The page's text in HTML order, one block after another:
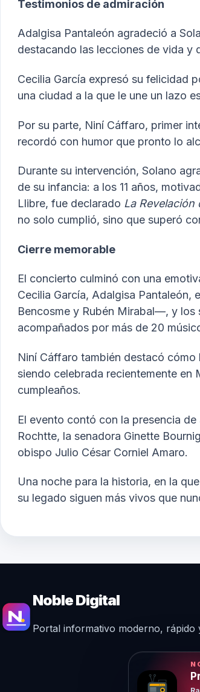
Testimonios de admiración
Adalgisa Pantaleón agradeció a
destacando las lecciones de vida y
Cecilia García expresó su felicidad
una ciudad a la que le une un lazo
Por su parte, Niní Cáffaro, primer
recordó con humor que pronto lo
Durante su intervención, Solano
de su infancia: a los 11 años,
Llibre, fue declarado La Revelación
no solo cumplió, sino que superó
Cierre memorable
El concierto culminó con una
Cecilia García, Adalgisa
Bencosme y Rubén Mirabal—, y los
acompañados por más de 20
Niní Cáffaro también destacó cómo
siendo celebrada recientemente en
cumpleaños.
El evento contó con la presencia
Rochtte, la senadora Ginette
obispo Julio César Corniel Amaro.
Una noche para la historia, en la
su legado siguen más vivos que
Noble Digital
Portal informativo moderno, rápido